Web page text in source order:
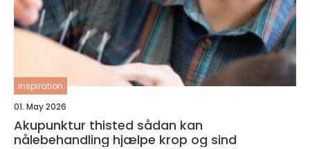
inspiration
01. May 2026
Akupunktur thisted sådan kan
nålebehandling hjælpe krop og sind